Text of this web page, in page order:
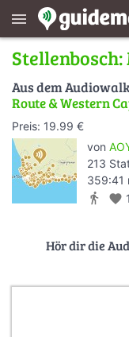
menu
Aus dem Audiowalk
Route & Western
Preis: 19.99 €
von
213
359:41
directions_walk favorite
Hör dir die